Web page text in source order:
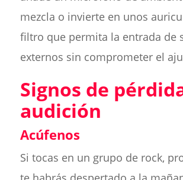
mezcla o invierte en unos
filtro que permita la entrada de
externos sin comprometer el
Signos de
audición
Acúfenos
Si tocas en un grupo de rock,